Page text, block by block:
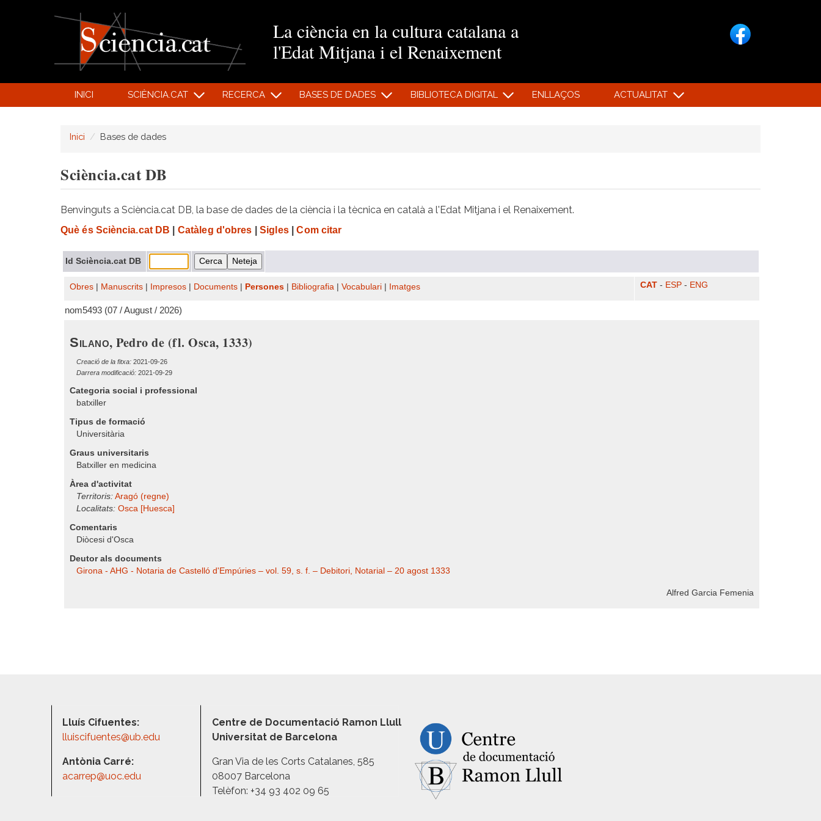
La ciència en la cultura catalana a
l'Edat Mitjana i el Renaixement
INICI SCIÈNCIA.CAT RECERCA BASES DE DADES BIBLIOTECA DIGITAL ENLLAÇOS ACTUALITAT
Inici Bases de dades
Sciència.cat DB
Benvinguts a Sciència.cat DB, la base de dades de la ciència i la tècnica en català a l'Edat Mitjana i el Renaixement.
Què és Sciència.cat DB Catàleg d'obres Sigles| Com citar
Id Sciència.cat DB
Obres Manuscrits Impresos Documents Persones Bibliografia Vocabulari Imatges CAT - ESP - ENG
nom5493 (07 / August / 2026)
Silano, Pedro de (fl. Osca, 1333)
Creació de la fitxa: 2021-09-26
Darrera modificació: 2021-09-29
Categoria social i professional
batxiller
Tipus de formació
Universitària
Graus universitaris
Batxiller en medicina
Àrea d'activitat
Territoris: Aragó (regne)
Localitats: Osca [Huesca]
Comentaris
Diòcesi d'Osca
Deutor als documents
Girona - AHG - Notaria de Castelló d'Empúries – vol. 59, s. f. – Debitori, Notarial – 20 agost 1333
Alfred Garcia Femenia
Lluís Cifuentes:
lluiscifuentes@ub.edu
Antònia Carré:
acarrep@uoc.edu
Centre de Documentació Ramon Llull
Universitat de Barcelona
Gran Via de les Corts Catalanes, 585
08007 Barcelona
Telèfon: +34 93 402 09 65